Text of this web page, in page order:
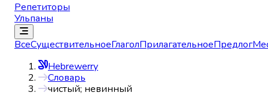
Репетиторы
Ульпаны
ВсеСуществительноеГлаголПрилагательноеПредлог
Hebrewerry
Словарь
чистый; невинный